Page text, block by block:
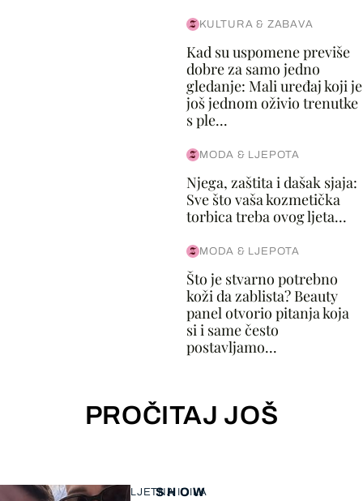
KULTURA & ZABAVA
Kad su uspomene previše
dobre za samo jedno
gledanje: Mali uređaj koji je
još jednom oživio trenutke
s ple...
MODA & LJEPOTA
Njega, zaštita i dašak sjaja:
Sve što vaša kozmetička
torbica treba ovog ljeta...
MODA & LJEPOTA
Što je stvarno potrebno
koži da zablista? Beauty
panel otvorio pitanja koja
si i same često
postavljamo...
PROČITAJ JOŠ
SHOW
LJETNA IDILA